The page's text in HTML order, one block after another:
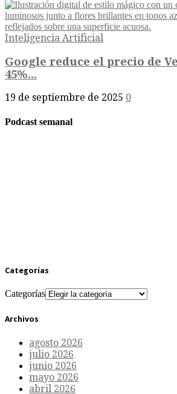
Inteligencia Artificial
Google reduce el precio de
45%...
19 de septiembre de 2025 0
Podcast semanal
Categorías
Categorías
Archivos
agosto 2026
julio 2026
junio 2026
mayo 2026
abril 2026